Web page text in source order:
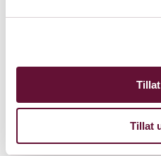
Tillat
tilnærming til musikken gir
Laila Biali,prisbelønt
pianist og radiovert,
allsidige stemme og
stil. Hennes fengslende